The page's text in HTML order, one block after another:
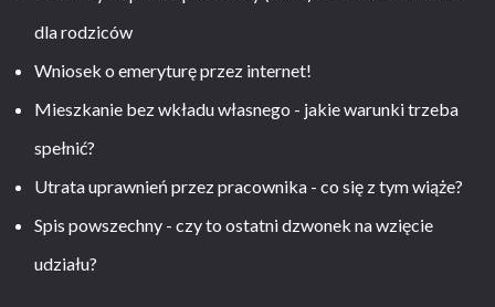
dla rodziców
Wniosek o emeryturę przez internet!
Mieszkanie bez wkładu własnego - jakie warunki trzeba
spełnić?
Utrata uprawnień przez pracownika - co się z tym wiąże?
Spis powszechny - czy to ostatni dzwonek na wzięcie
udziału?